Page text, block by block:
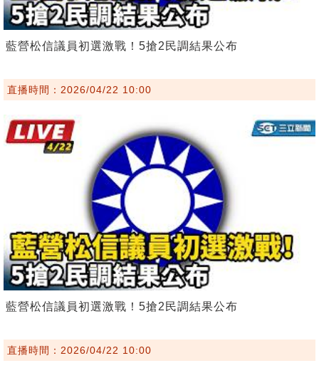
藍營松信議員初選激戰！5搶2民調結果公布
直播時間：2026/04/22 10:00
藍營松信議員初選激戰！5搶2民調結果公布
直播時間：2026/04/22 10:00